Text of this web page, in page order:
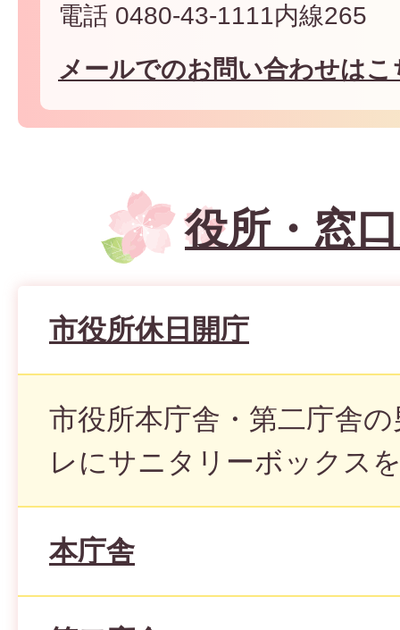
電話 0480-43-1111内線265
メールでのお問い合わせは
役所・窓
市役所休日開庁
市役所本庁舎・第二庁舎
レにサニタリーボックス
本庁舎